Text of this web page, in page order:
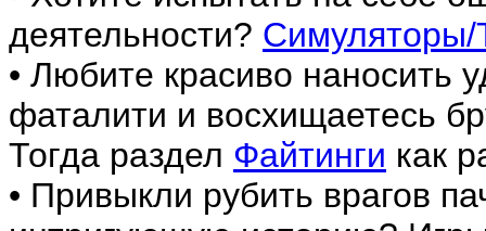
деятельности? Симуляторы/
• Любите красиво наносить
фаталити и восхищаетесь
Тогда раздел Файтинги как
• Привыкли рубить врагов